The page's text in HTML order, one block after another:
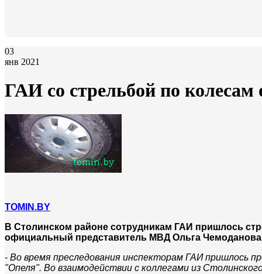
03
янв 2021
ГАИ со стрельбой по колесам
TOMIN.BY
В Столинском районе сотрудникам ГАИ пришлось
официальный представитель МВД Ольга
- Во время преследования инспекторам ГАИ пришлось
"Опеля". Во взаимодействии с коллегами из